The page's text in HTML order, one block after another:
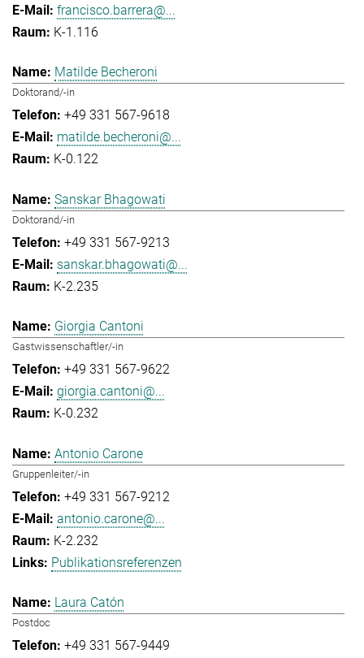
francisco.barrera@...
K-1.116
Matilde Becheroni
Doktorand/-in
+49 331 567-9618
matilde.becheroni@...
K-0.122
Sanskar Bhagowati
Doktorand/-in
+49 331 567-9213
sanskar.bhagowati@...
K-2.235
Giorgia Cantoni
Gastwissenschaftler/-in
+49 331 567-9622
giorgia.cantoni@...
K-0.232
Antonio Carone
Gruppenleiter/-in
+49 331 567-9212
antonio.carone@...
K-2.232
Publikationsreferenzen
Laura Catón
Postdoc
+49 331 567-9449